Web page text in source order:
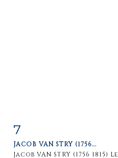
7
JACOB VAN STRY (1756...
Jacob VAN STRY (1756 1815) Le